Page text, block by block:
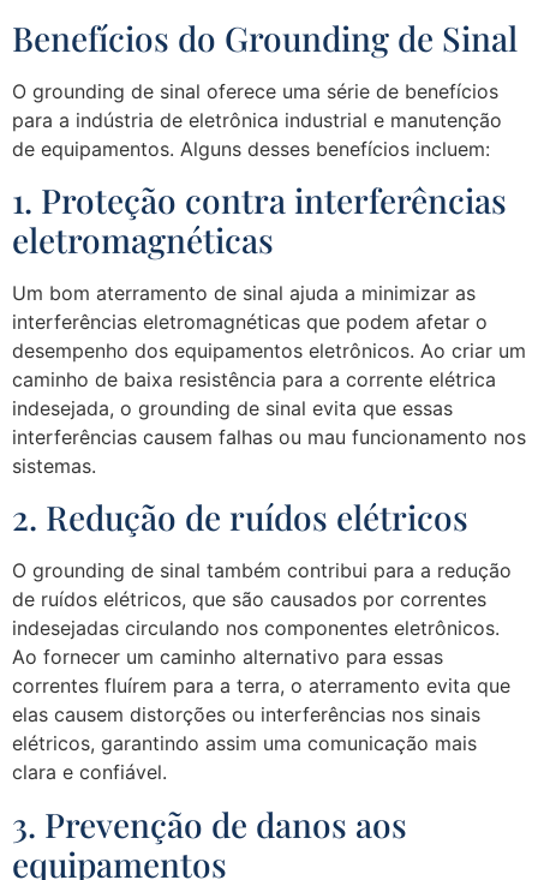
Benefícios do Grounding de Sinal
O grounding de sinal oferece uma série de benefícios
para a indústria de eletrônica industrial e manutenção
de equipamentos. Alguns desses benefícios incluem:
1. Proteção contra interferências
eletromagnéticas
Um bom aterramento de sinal ajuda a minimizar as
interferências eletromagnéticas que podem afetar o
desempenho dos equipamentos eletrônicos. Ao criar um
caminho de baixa resistência para a corrente elétrica
indesejada, o grounding de sinal evita que essas
interferências causem falhas ou mau funcionamento nos
sistemas.
2. Redução de ruídos elétricos
O grounding de sinal também contribui para a redução
de ruídos elétricos, que são causados por correntes
indesejadas circulando nos componentes eletrônicos.
Ao fornecer um caminho alternativo para essas
correntes fluírem para a terra, o aterramento evita que
elas causem distorções ou interferências nos sinais
elétricos, garantindo assim uma comunicação mais
clara e confiável.
3. Prevenção de danos aos
equipamentos